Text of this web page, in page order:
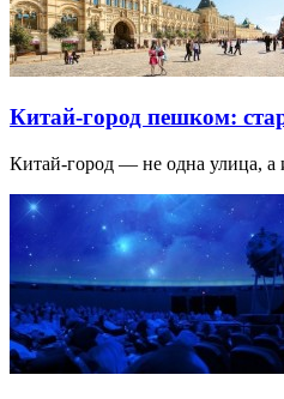
Китай-город пешком:
Китай-город — не одна улица,